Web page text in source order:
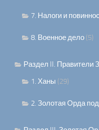
7. Налоги и
8. Военное дело (5)
Раздел II. Правители
1. Ханы (29)
2. Золотая Орда